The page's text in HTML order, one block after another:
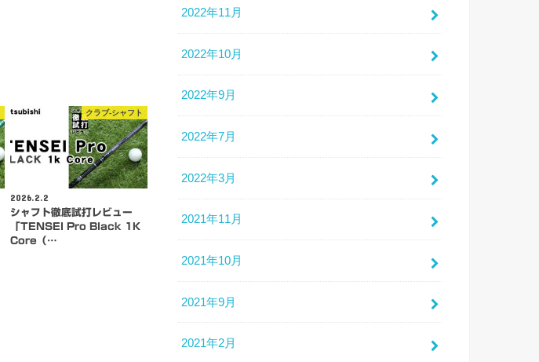
クラブ-シャフト
2026.2.2
シャフト徹底試打レビュー
「TENSEI Pro Black 1K
Core（…
2022年11月
2022年10月
2022年9月
2022年7月
2022年3月
2021年11月
2021年10月
2021年9月
2021年2月